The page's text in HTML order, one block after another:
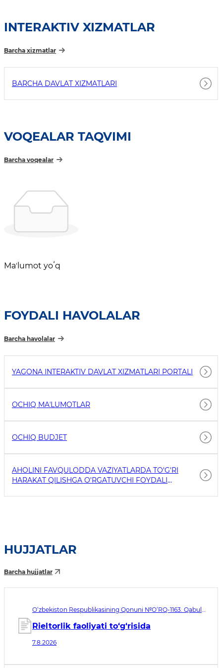
INTERAKTIV XIZMATLAR
Barcha xizmatlar
BARCHA DAVLAT XIZMATLARI
VOQEALAR TAQVIMI
Barcha voqealar
Maʼlumot yoʻq
FOYDALI HAVOLALAR
Barcha havolalar
YAGONA INTERAKTIV DAVLAT XIZMATLARI PORTALI
OCHIQ MAʼLUMOTLAR
OCHIQ BUDJET
AHOLINI FAVQULODDA VAZIYATLARDA TO'G'RI
HARAKAT QILISHGA O'RGATUVCHI FOYDALI
HUJJATLAR
Barcha hujjatlar
O‘zbekiston Respublikasining Qonuni №O‘RQ-1163. Qabul
Rieltorlik faoliyati to‘g‘risida
7.8.2026